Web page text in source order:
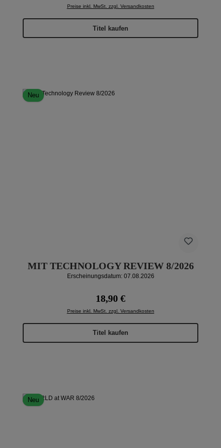
Preise inkl. MwSt. zzgl. Versandkosten
Titel kaufen
Neu
MIT TECHNOLOGY REVIEW 8/2026
Erscheinungsdatum: 07.08.2026
Regulärer Preis:
18,90 €
Preise inkl. MwSt. zzgl. Versandkosten
Titel kaufen
Neu